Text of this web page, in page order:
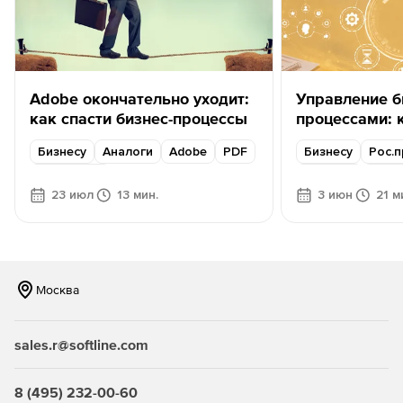
Adobe окончательно уходит:
как спасти бизнес-процессы
Бизнесу Аналоги Adobe
PDF
23 июл
13 мин.
Управление
процессами:
задачах
Бизнесу
3 июн
21
Москва
sales.r@softline.com
8 (495) 232-00-60